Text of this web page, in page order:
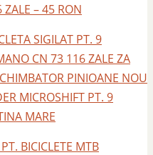
– 45 RON
SIGILAT PT. 9
CN 73 116 ZALE ZA
PINIOANE NOU
MICROSHIFT PT. 9
MARE
BICICLETE MTB